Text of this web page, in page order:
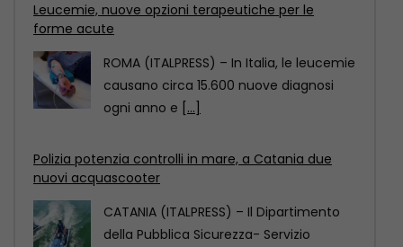
Polizia potenzia controlli in mare, a Catania due
nuovi acquascooter
CATANIA (ITALPRESS) – Il Dipartimento
della Pubblica Sicurezza- Servizio
Reparti Speciali ha assegnato alla
Rsa, infezioni correlate all’assistenza per il 2,6% dei
residenti
ROMA (ITALPRESS) – Nelle RSA italiane